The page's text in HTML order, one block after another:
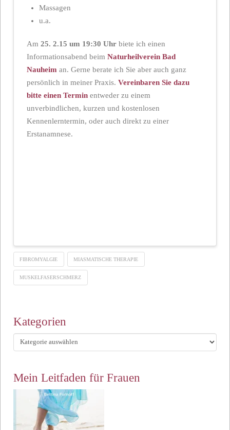
Massagen
u.a.
Am 25. 2.15 um 19:30 Uhrbiete ich einen
Informationsabend beim Naturheilverein Bad
Nauheim an. Gerne berate ich Sie aber auch ganz
persönlich in meiner Praxis. Vereinbaren Sie dazu
bitte einen Termin entweder zu einem
unverbindlichen, kurzen und kostenlosen
Kennenlerntermin, oder auch direkt zu einer
Erstanamnese.
FIBROMYALGIE MIASMATISCHE THERAPIE
MUSKELFASERSCHMERZ
Kategorien
Kategorien
Mein Leitfaden für Frauen